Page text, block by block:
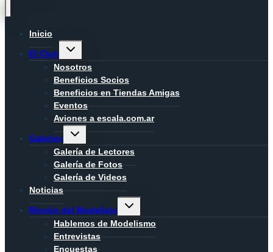
Inicio
El Club
Alternar
hijo
Nosotros
Beneficios Socios
Beneficios en Tiendas Amigas
Eventos
Aviones a escala.com.ar
Galerías
Alternar
hijo
Galería de Lectores
Galería de Fotos
Galería de Videos
Noticias
Rincón del Modelista
Alternar
hijo
Hablemos de Modelismo
Entrevistas
Encuestas